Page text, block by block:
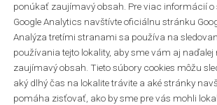
ponúkať zaujímavý obsah. Pre viac informácií o
Google Analytics navštívte oficiálnu stránku
Analýza tretími stranami sa používa na
používania tejto lokality, aby sme vám aj
zaujímavý obsah. Tieto súbory cookies môžu
aký dlhý čas na lokalite trávite a aké stránky
pomáha zisťovať, ako by sme pre vás mohli